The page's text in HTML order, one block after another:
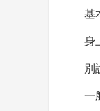
基
身
別
一